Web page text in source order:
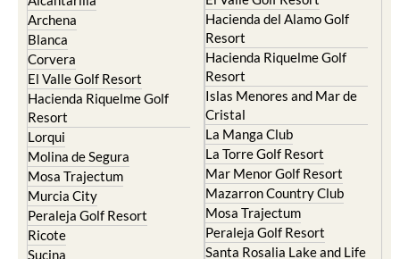
Archena
Blanca
Corvera
El Valle Golf Resort
Hacienda Riquelme Golf
Resort
Lorqui
Molina de Segura
Mosa Trajectum
Murcia City
Peraleja Golf Resort
Ricote
Sucina
Hacienda del Alamo Golf
Resort
Hacienda Riquelme Golf
Resort
Islas Menores and Mar de
Cristal
La Manga Club
La Torre Golf Resort
Mar Menor Golf Resort
Mazarron Country Club
Mosa Trajectum
Peraleja Golf Resort
Santa Rosalia Lake and Life